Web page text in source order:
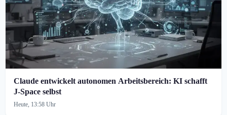
Claude entwickelt autonomen Arbeitsbereich: KI schafft
J-Space selbst
Heute, 13:58 Uhr